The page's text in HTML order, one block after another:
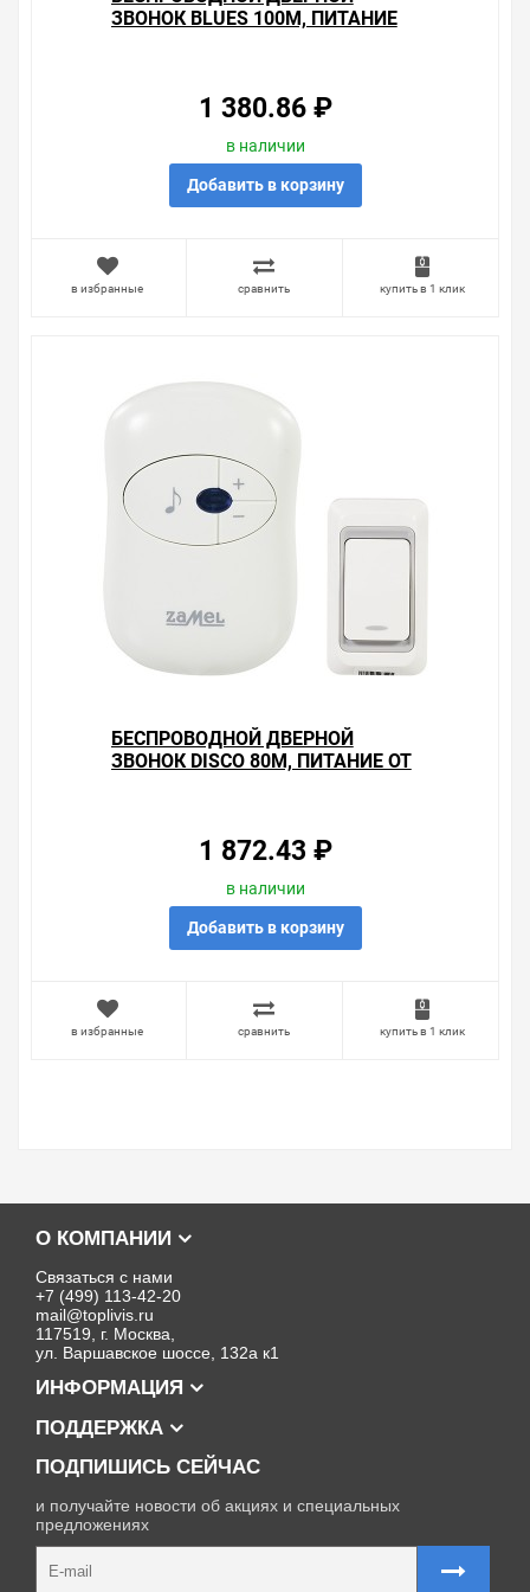
ЗВОНОК BLUES 100М, ПИТАНИЕ
1 380.86 ₽
в наличии
Добавить в корзину
в избранные сравнить купить в 1 клик
БЕСПРОВОДНОЙ ДВЕРНОЙ
ЗВОНОК DISCO 80М, ПИТАНИЕ ОТ
1 872.43 ₽
в наличии
Добавить в корзину
в избранные сравнить купить в 1 клик
О КОМПАНИИ
Связаться с нами
+7 (499) 113-42-20
mail@toplivis.ru
117519, г. Москва,
ул. Варшавское шоссе, 132а к1
ИНФОРМАЦИЯ
ПОДДЕРЖКА
ПОДПИШИСЬ СЕЙЧАС
и получайте новости об акциях и специальных
предложениях